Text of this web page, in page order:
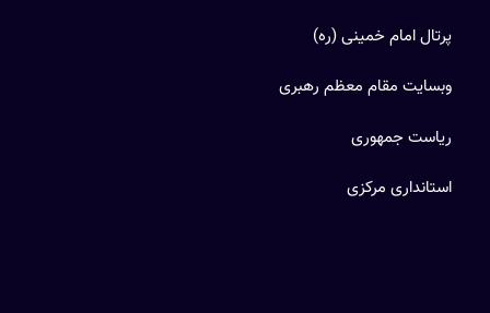
پرتال امام خمینی (ره)
وبسایت مقام معظم رهبری
ریاست جمهوری
استانداری مرکزی